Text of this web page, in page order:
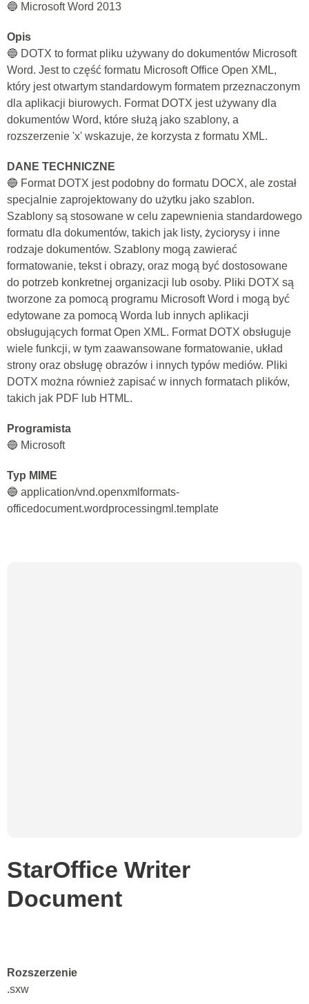
🔵 Microsoft Word 2013
Opis
🔵 DOTX to format pliku używany do dokumentów Microsoft
Word. Jest to część formatu Microsoft Office Open XML,
który jest otwartym standardowym formatem przeznaczonym
dla aplikacji biurowych. Format DOTX jest używany dla
dokumentów Word, które służą jako szablony, a
rozszerzenie 'x' wskazuje, że korzysta z formatu XML.
DANE TECHNICZNE
🔵 Format DOTX jest podobny do formatu DOCX, ale został
specjalnie zaprojektowany do użytku jako szablon.
Szablony są stosowane w celu zapewnienia standardowego
formatu dla dokumentów, takich jak listy, życiorysy i inne
rodzaje dokumentów. Szablony mogą zawierać
formatowanie, tekst i obrazy, oraz mogą być dostosowane
do potrzeb konkretnej organizacji lub osoby. Pliki DOTX są
tworzone za pomocą programu Microsoft Word i mogą być
edytowane za pomocą Worda lub innych aplikacji
obsługujących format Open XML. Format DOTX obsługuje
wiele funkcji, w tym zaawansowane formatowanie, układ
strony oraz obsługę obrazów i innych typów mediów. Pliki
DOTX można również zapisać w innych formatach plików,
takich jak PDF lub HTML.
Programista
🔵 Microsoft
Typ MIME
🔵 application/vnd.openxmlformats-
officedocument.wordprocessingml.template
StarOffice Writer
Document
Rozszerzenie
.sxw